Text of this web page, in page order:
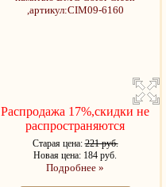
Распродажа 17%,скидки не
распространяются
Старая цена:221 руб.
Новая цена: 184 руб.
Подробнее »